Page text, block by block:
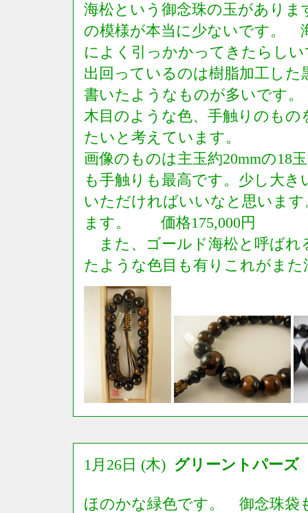
海松という御念珠の玉がありま
の模様が本当に少ないです。
によく引っかかってきたらし
出回っているのは樹脂加工し
書いたようなものが多いで
木目のような色、手触りのも
たいと考えています。
画像のものは主玉約20mmの
も手触りも最高です。少し大
いただければいいなと思います
ます。 価格175,000円
また、ゴールド海松と呼ばれ
たような色目も有りこれがま
1月26日 (木) グリーントパーズ
ほのかな緑色です。 御念珠袋